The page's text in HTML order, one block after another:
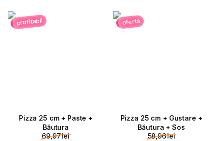
profitabil
Pizza 25 cm + Paste +
Băutura
69,97 lei
ofertă
Pizza 25 cm + Gustare +
Băutura + Sos
58,96 lei